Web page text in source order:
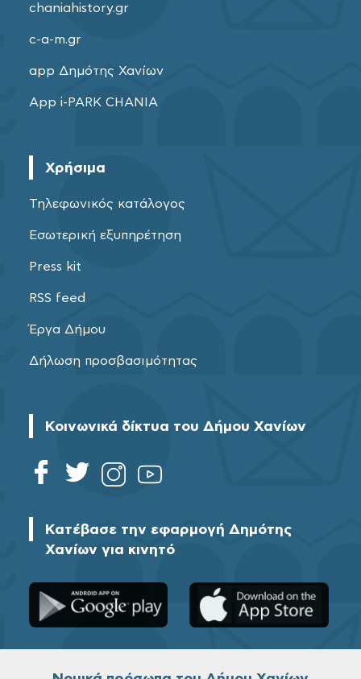
chaniahistory.gr
c-a-m.gr
app Δημότης Χανίων
App i-PARK CHANIA
Χρήσιμα
Τηλεφωνικός κατάλογος
Εσωτερική εξυπηρέτηση
Press kit
RSS feed
Έργα Δήμου
Δήλωση προσβασιμότητας
Κοινωνικά δίκτυα του Δήμου Χανίων
Κατέβασε την εφαρμογή Δημότης
Χανίων για κινητό